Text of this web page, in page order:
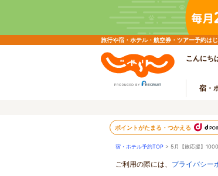
旅行や宿・ホテル・航空券・ツアー予約は
こんにち
宿・
ポイントがたまる・つかえる
宿・ホテル予約TOP > 5月【旅応援】
ご利用の際には、 プライバシー